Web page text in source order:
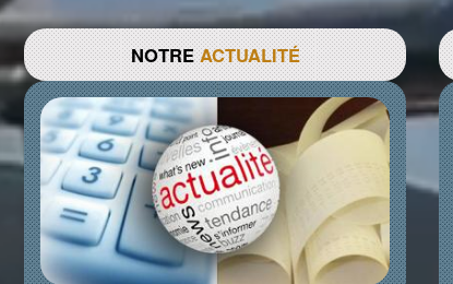
NOTREACTUALITÉ